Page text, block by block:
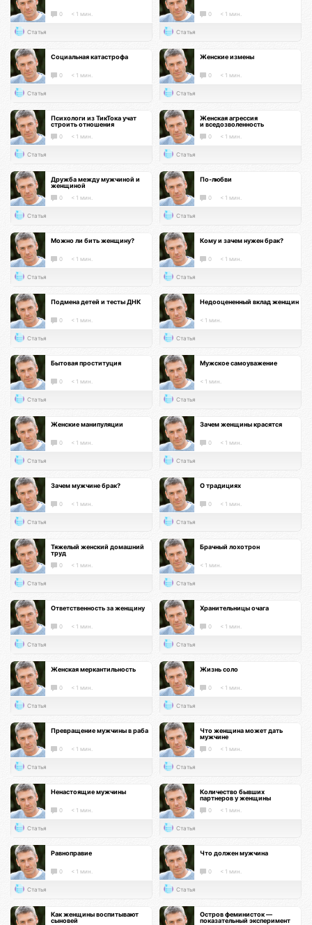
0 < 1 мин.
Статья
0 < 1 мин.
Статья
Социальная катастрофа
0 < 1 мин.
Статья
Женские измены
0 < 1 мин.
Статья
Психологи из ТикТока учат
строить отношения
0 < 1 мин.
Статья
Женская агрессия
и вседозволенность
0 < 1 мин.
Статья
Дружба между мужчиной и
женщиной
0 < 1 мин.
Статья
По-любви
0 < 1 мин.
Статья
Можно ли бить женщину?
0 < 1 мин.
Статья
Кому и зачем нужен брак?
0 < 1 мин.
Статья
Подмена детей и тесты ДНК
0 < 1 мин.
Статья
Недооцененный вклад женщин
< 1 мин.
Статья
Бытовая проституция
0 < 1 мин.
Статья
Мужское самоуважение
< 1 мин.
Статья
Женские манипуляции
0 < 1 мин.
Статья
Зачем женщины красятся
0 < 1 мин.
Статья
Зачем мужчине брак?
0 < 1 мин.
Статья
О традициях
0 < 1 мин.
Статья
Тяжелый женский домашний
труд
0 < 1 мин.
Статья
Брачный лохотрон
< 1 мин.
Статья
Ответственность за женщину
0 < 1 мин.
Статья
Хранительницы очага
0 < 1 мин.
Статья
Женская меркантильность
0 < 1 мин.
Статья
Жизнь соло
0 < 1 мин.
Статья
Превращение мужчины в раба
0 < 1 мин.
Статья
Что женщина может дать
мужчине
0 < 1 мин.
Статья
Ненастоящие мужчины
0 < 1 мин.
Статья
Количество бывших
партнеров у женщины
0 < 1 мин.
Статья
Равноправие
0 < 1 мин.
Статья
Что должен мужчина
0 < 1 мин.
Статья
Как женщины воспитывают
сыновей
Остров феминисток —
показательный эксперимент